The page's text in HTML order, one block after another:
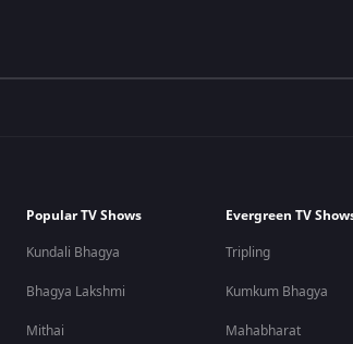
Popular TV Shows
Kundali Bhagya
Bhagya Lakshmi
Mithai
Evergreen TV
Tripling
Kumkum Bhagya
Mahabharat